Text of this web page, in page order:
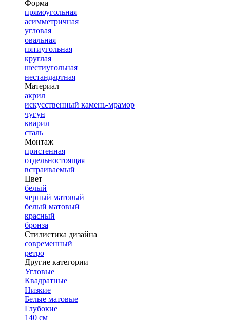
Форма
прямоугольная
асимметричная
угловая
овальная
пятиугольная
круглая
шестиугольная
нестандартная
Материал
акрил
искусственный камень-мрамор
чугун
кварил
сталь
Монтаж
пристенная
отдельностоящая
встраиваемый
Цвет
белый
черный матовый
белый матовый
красный
бронза
Стилистика дизайна
современный
ретро
Другие категории
Угловые
Квадратные
Низкие
Белые матовые
Глубокие
140 см